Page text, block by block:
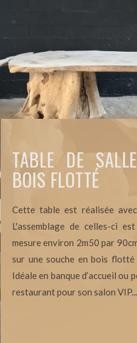
TABLE DE
BOIS FLOTTÉ
Cette table est réalisée
L'assemblage de celles-ci
mesure environ 2m50 par
sur une souche en bois flotté
Idéale en banque d’accueil ou
restaurant pour son salon VIP...